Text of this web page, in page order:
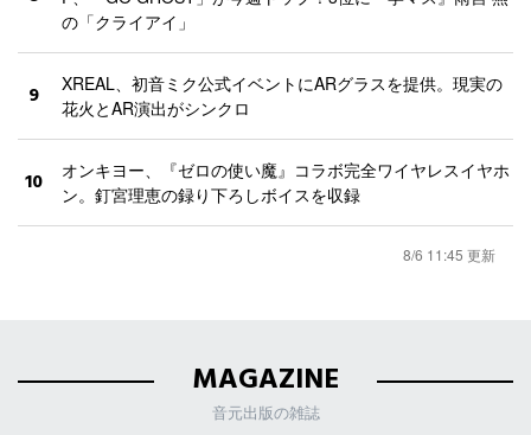
の「クライアイ」
9
XREAL、初音ミク公式イベントにARグラスを提供。現実の
花火とAR演出がシンクロ
10
オンキヨー、『ゼロの使い魔』コラボ完全ワイヤレスイヤホ
ン。釘宮理恵の録り下ろしボイスを収録
8/6 11:45 更新
MAGAZINE
音元出版の雑誌